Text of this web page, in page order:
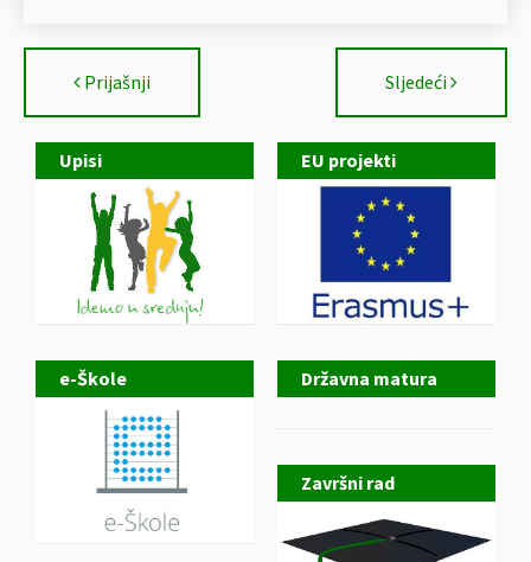
Upisi EU projekti
e-Škole Državna matura
Završni rad
Prijašnji Sljedeći